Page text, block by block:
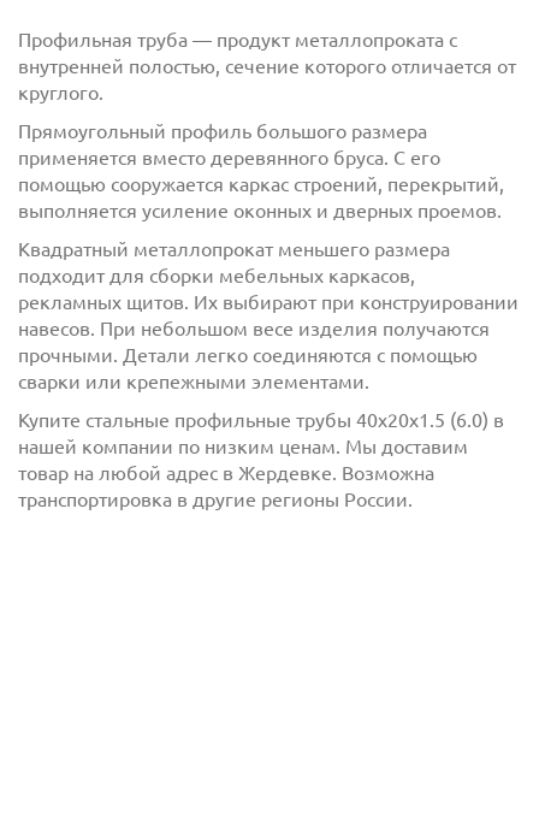
сполитикой обработки персональных данных
ознакомлен(-а) и даюсогласиена обработку
персональных данных
сполитикой конфиденциальности ознакомлен(-а)
и даю согласие
Профильная труба — продукт металлопроката с
внутренней полостью, сечение которого отличается от
круглого.
Прямоугольный профиль большого размера
применяется вместо деревянного бруса. С его
помощью сооружается каркас строений, перекрытий,
выполняется усиление оконных и дверных проемов.
Квадратный металлопрокат меньшего размера
подходит для сборки мебельных каркасов,
рекламных щитов. Их выбирают при конструировании
навесов. При небольшом весе изделия получаются
прочными. Детали легко соединяются с помощью
сварки или крепежными элементами.
Купите стальные профильные трубы 40х20х1.5 (6.0) в
нашей компании по низким ценам. Мы доставим
товар на любой адрес в Жердевке. Возможна
транспортировка в другие регионы России.